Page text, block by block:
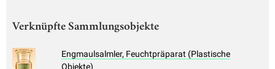
Verknüpfte Sammlungsobjekte
Engmaulsalmler, Feuchtpräparat (Plastische
Objekte)